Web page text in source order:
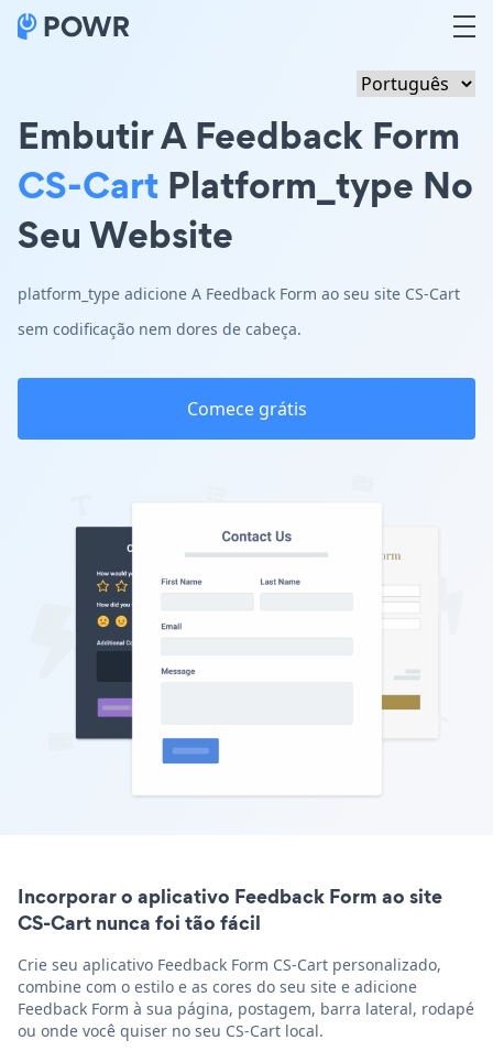
Embutir A Feedback Form
CS-Cart Platform_type No
Seu Website
platform_type adicione A Feedback Form ao seu site CS-Cart
sem codificação nem dores de cabeça.
Comece grátis
Incorporar o aplicativo Feedback Form ao site
CS-Cart nunca foi tão fácil
Crie seu aplicativo Feedback Form CS-Cart personalizado,
combine com o estilo e as cores do seu site e adicione
Feedback Form à sua página, postagem, barra lateral, rodapé
ou onde você quiser no seu CS-Cart local.